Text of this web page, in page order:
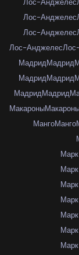
Лос-Анджелес
Лос-Анджелес
Лос-Анджелес
Лос-Анджелес
МадридМадрид
МадридМадрид
МадридМадрид
Макароны
МангоМанго